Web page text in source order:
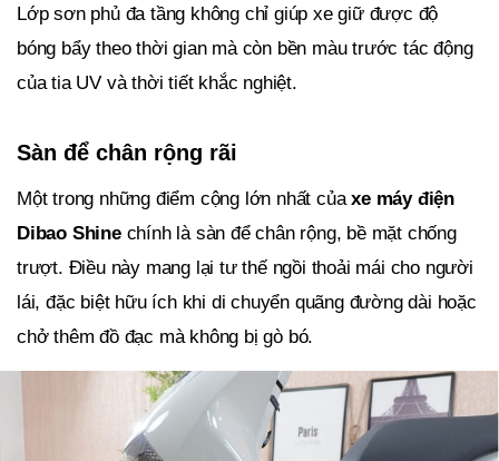
Lớp sơn phủ đa tầng không chỉ giúp xe giữ được độ
bóng bẩy theo thời gian mà còn bền màu trước tác động
của tia UV và thời tiết khắc nghiệt.
Sàn để chân rộng rãi
Một trong những điểm cộng lớn nhất củaxe máy điện
Dibao Shine chính là sàn để chân rộng, bề mặt chống
trượt. Điều này mang lại tư thế ngồi thoải mái cho người
lái, đặc biệt hữu ích khi di chuyển quãng đường dài hoặc
chở thêm đồ đạc mà không bị gò bó.